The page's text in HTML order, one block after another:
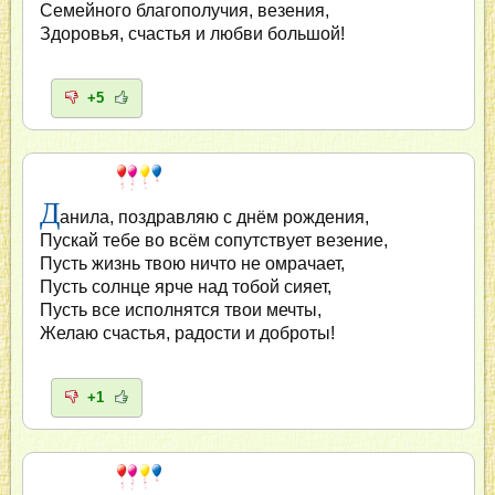
Семейного благополучия, везения,
Здоровья, счастья и любви большой!
+5
Данила, поздравляю с днём рождения,
Пускай тебе во всём сопутствует везение,
Пусть жизнь твою ничто не омрачает,
Пусть солнце ярче над тобой сияет,
Пусть все исполнятся твои мечты,
Желаю счастья, радости и доброты!
+1